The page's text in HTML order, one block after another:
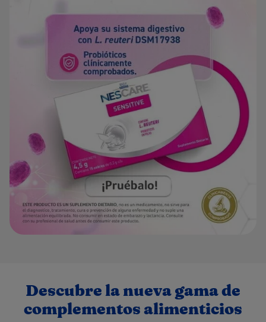
Descubre la nueva gama de
complementos alimenticios